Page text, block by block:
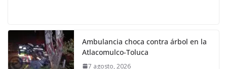
Ambulancia choca contra árbol en la
Atlacomulco-Toluca
7 agosto, 2026